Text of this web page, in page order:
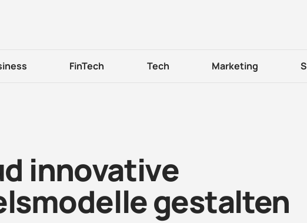
FinTech Tech Marketing
innovative
gestalten